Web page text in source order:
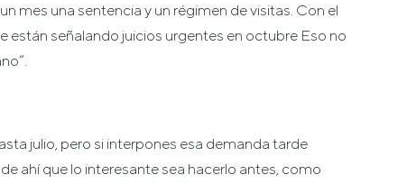
mes una sentencia y un régimen de visitas. Con el
señalando juicios urgentes en octubre Eso no
julio, pero si interpones esa demanda tarde
ahí que lo interesante sea hacerlo antes, como